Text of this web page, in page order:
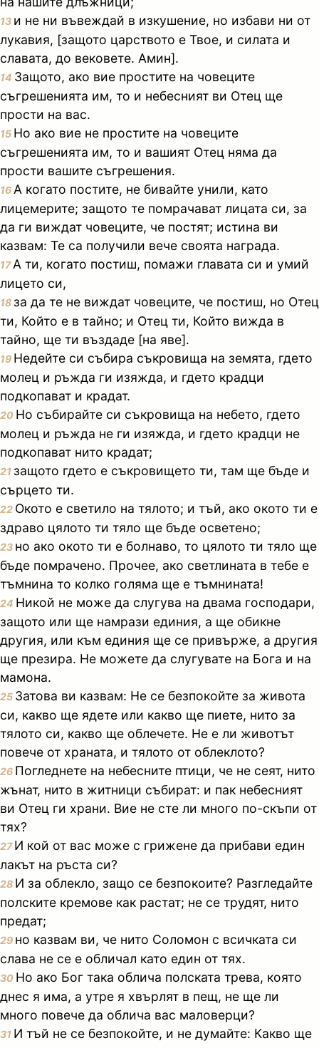
13 и не ни въвеждай в изкушение, но избави ни от
лукавия, [защото царството е Твое, и силата и
славата, до вековете. Амин].
14 Защото, ако вие простите на човеците
съгрешенията им, то и небесният ви Отец ще
прости на вас.
15 Но ако вие не простите на човеците
съгрешенията им, то и вашият Отец няма да
прости вашите съгрешения.
16 А когато постите, не бивайте унили, като
лицемерите; защото те помрачават лицата си, за
да ги виждат човеците, че постят; истина ви
казвам: Те са получили вече своята награда.
17А ти, когато постиш, помажи главата си и умий
лицето си,
18 за да те не виждат човеците, че постиш, но Отец
ти, Който е в тайно; и Отец ти, Който вижда в
тайно, ще ти въздаде [на яве].
19 Недейте си събира съкровища на земята, гдето
молец и ръжда ги изяжда, и гдето крадци
подкопават и крадат.
20 Но събирайте си съкровища на небето, гдето
молец и ръжда не ги изяжда, и гдето крадци не
подкопават нито крадат;
21 защото гдето е съкровището ти, там ще бъде и
сърцето ти.
22 Окото е светило на тялото; и тъй, ако окото ти е
здраво цялото ти тяло ще бъде осветено;
23 но ако окото ти е болнаво, то цялото ти тяло ще
бъде помрачено. Прочее, ако светлината в тебе е
тъмнина то колко голяма ще е тъмнината!
24 Никой не може да слугува на двама господари,
защото или ще намрази единия, а ще обикне
другия, или към единия ще се привърже, а другия
ще презира. Не можете да слугувате на Бога и на
мамона.
25 Затова ви казвам: Не се безпокойте за живота
си, какво ще ядете или какво ще пиете, нито за
тялото си, какво ще облечете. Не е ли животът
повече от храната, и тялото от облеклото?
26 Погледнете на небесните птици, че не сеят, нито
жънат, нито в житници събират: и пак небесният
ви Отец ги храни. Вие не сте ли много по-скъпи от
тях?
27И кой от вас може с грижене да прибави един
лакът на ръста си?
28 И за облекло, защо се безпокоите? Разгледайте
полските кремове как растат; не се трудят, нито
предат;
29 но казвам ви, че нито Соломон с всичката си
слава не се е обличал като един от тях.
30 Но ако Бог така облича полската трева, която
днес я има, а утре я хвърлят в пещ, не ще ли
много повече да облича вас маловерци?
31 И тъй не се безпокойте, и не думайте: Какво ще